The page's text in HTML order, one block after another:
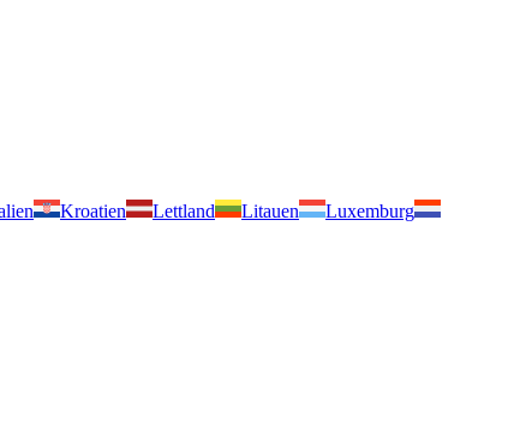
Kroatien Lettland Litauen
Luxemburg